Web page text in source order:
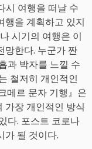
시 여행을 떠날 수
행을 계획하고 있지
시기의 여행은 이
망한다. 누군가 짠
과 박자를 느낄 수
철저히 개인적인
메르 문자 기행』은
가장 개인적인 방식
다. 포스트 코로나
가 될 것이다.